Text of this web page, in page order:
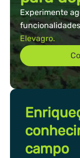
Experimente
Elevagro.
campo